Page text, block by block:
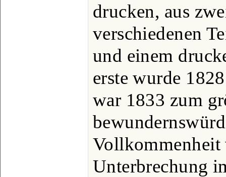
drucken, aus
verschiedenen
und einem
erste wurde
war 1833 zum
Vollkommenheit
Unterbrechung